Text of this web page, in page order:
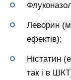
Леворин
ефектів);
Ністатин
так і в